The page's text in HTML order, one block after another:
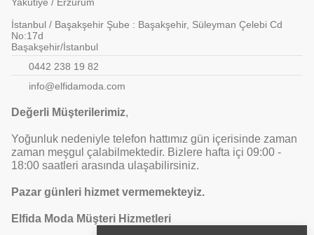
İstanbul / Başakşehir Şube : Başakşehir, Süleyman Çelebi Cd
No:17d
Başakşehir/İstanbul
0442 238 19 82
info@elfidamoda.com
Değerli Müşterilerimiz,
Yoğunluk nedeniyle telefon hattımız gün içerisinde zaman
zaman meşgul çalabilmektedir. Bizlere hafta içi 09:00 -
18:00 saatleri arasında ulaşabilirsiniz.
Pazar günleri hizmet vermemekteyiz.
Elfida Moda Müşteri Hizmetleri